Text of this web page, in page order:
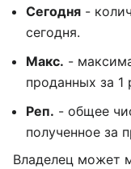
Сегодня -
сегодня.
Макс. -
проданных за 1
Реп. - общее
полученное за
Владелец может